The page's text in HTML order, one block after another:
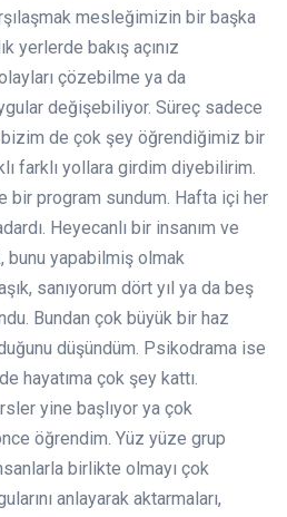
mesleğimizin bir başka
yerlerde bakış açınız
çözebilme ya da
değişebiliyor. Süreç sadece
bizim de çok şey öğrendiğimiz bir
farklı yollara girdim diyebilirim.
bir program sundum. Hafta içi her
Heyecanlı bir insanım ve
bunu yapabilmiş olmak
sanıyorum dört yıl ya da beş
Bundan çok büyük bir haz
düşündüm. Psikodrama ise
hayatıma çok şey kattı.
yine başlıyor ya çok
öğrendim. Yüz yüze grup
birlikte olmayı çok
anlayarak aktarmaları,